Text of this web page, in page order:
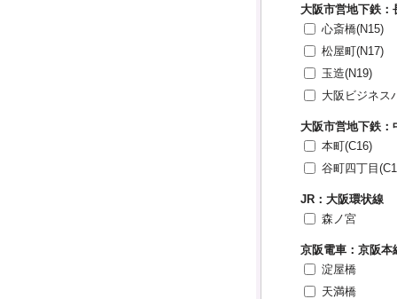
大阪市営地下鉄：
心斎橋(N15)
松屋町(N17)
玉造(N19)
大阪ビジネス
大阪市営地下鉄：
本町(C16)
谷町四丁目
JR：大阪環状線
森ノ宮
京阪電車：京阪本
淀屋橋
天満橋